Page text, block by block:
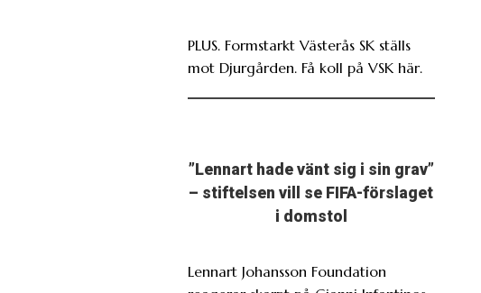
PLUS. Formstarkt Västerås SK ställs
mot Djurgården. Få koll på VSK här.
”Lennart hade vänt sig i sin grav”
– stiftelsen vill se FIFA-förslaget
i domstol
Lennart Johansson Foundation